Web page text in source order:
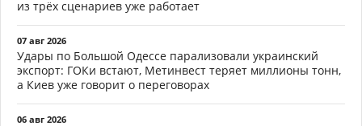
из трёх сценариев уже работает
07 авг 2026
Удары по Большой Одессе парализовали украинский
экспорт: ГОКи встают, Метинвест теряет миллионы тонн,
а Киев уже говорит о переговорах
06 авг 2026